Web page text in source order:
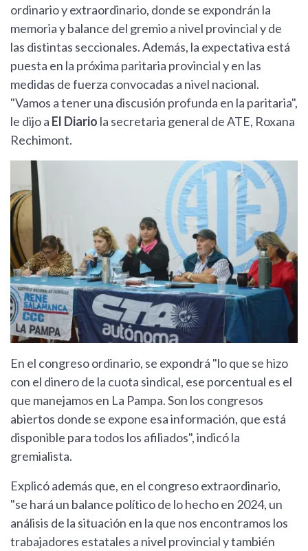
ordinario y extraordinario, donde se expondrán la
memoria y balance del gremio a nivel provincial y de
las distintas seccionales. Además, la expectativa está
puesta en la próxima paritaria provincial y en las
medidas de fuerza convocadas a nivel nacional.
"Vamos a tener una discusión profunda en la paritaria",
le dijo a El Diario la secretaria general de ATE, Roxana
Rechimont.
En el congreso ordinario, se expondrá "lo que se hizo
con el dinero de la cuota sindical, ese porcentual es el
que manejamos en La Pampa. Son los congresos
abiertos donde se expone esa información, que está
disponible para todos los afiliados", indicó la
gremialista.
Explicó además que, en el congreso extraordinario,
"se hará un balance político de lo hecho en 2024, un
análisis de la situación en la que nos encontramos los
trabajadores estatales a nivel provincial y también